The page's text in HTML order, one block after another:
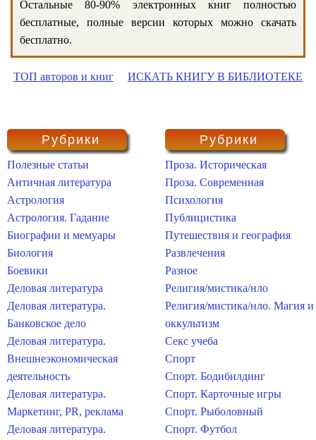
Остальные 80-90% электронных книг полностью
бесплатные, полные версии которых можно скачать
бесплатно.
ТОП авторов и книг ИСКАТЬ КНИГУ В БИБЛИОТЕКЕ
Рубрики
Полезные статьи
Античная литература
Астрология
Астрология. Гадание
Биографии и мемуары
Биология
Боевики
Деловая литература
Деловая литература.
Банковское дело
Деловая литература.
Внешнеэкономическая
деятельность
Деловая литература.
Маркетинг, PR, реклама
Деловая литература.
Рубрики
Проза. Историческая
Проза. Современная
Психология
Публицистика
Путешествия и география
Развлечения
Разное
Религия/мистика/нло
Религия/мистика/нло. Магия и
оккультизм
Секс учеба
Спорт
Спорт. Бодибилдинг
Спорт. Карточные игры
Спорт. Рыболовный
Спорт. Футбол